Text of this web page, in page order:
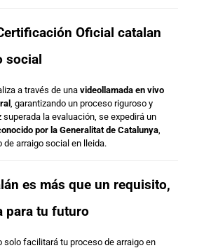
Oficial catalan
social
a través de una videollamada en vivo
, garantizando un proceso riguroso y
superada la evaluación, se expedirá un
por la Generalitat de Catalunya,
de arraigo social en lleida.
es más que un requisito,
para tu futuro
solo facilitará tu proceso de arraigo en